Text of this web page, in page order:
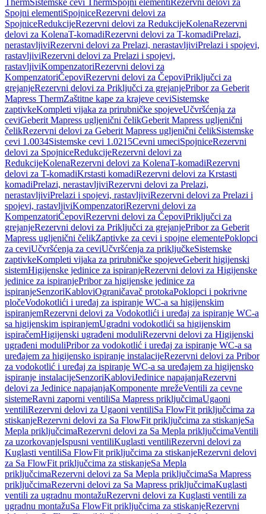
ThermSistemske cevi ThermSpojni elementi Rezervni delovi za
Spojni elementiSpojniceRezervni delovi za
SpojniceRedukcijeRezervni delovi za RedukcijeKolenaRezervni
delovi za KolenaT-komadiRezervni delovi za T-komadiPrelazi,
nerastavljiviRezervni delovi za Prelazi, nerastavljiviPrelazi i spojevi,
rastavljiviRezervni delovi za Prelazi i spojevi,
rastavljiviKompenzatoriRezervni delovi za
KompenzatoriČepoviRezervni delovi za ČepoviPriključci za
grejanjeRezervni delovi za Priključci za grejanjePribor za Geberit
Mapress ThermZaštitne kape za krajeve ceviSistemske
zaptivkeKompleti vijaka za prirubničke spojeveUčvršćenja za
ceviGeberit Mapress ugljenični čelikGeberit Mapress ugljenični
čelikRezervni delovi za Geberit Mapress ugljenični čelikSistemske
cevi 1.0034Sistemske cevi 1.0215Cevni umeciSpojniceRezervni
delovi za SpojniceRedukcijeRezervni delovi za
RedukcijeKolenaRezervni delovi za KolenaT-komadiRezervni
delovi za T-komadiKrstasti komadiRezervni delovi za Krstasti
komadiPrelazi, nerastavljiviRezervni delovi za Prelazi,
nerastavljiviPrelazi i spojevi, rastavljiviRezervni delovi za Prelazi i
spojevi, rastavljiviKompenzatoriRezervni delovi za
KompenzatoriČepoviRezervni delovi za ČepoviPriključci za
grejanjeRezervni delovi za Priključci za grejanjePribor za Geberit
Mapress ugljenični čelikZaptivke za cevi i spojne elementePoklopci
za ceviUčvršćenja za ceviUčvršćenja za priključkeSistemske
zaptivkeKompleti vijaka za prirubničke spojeveGeberit higijenski
sistemHigijenske jedinice za ispiranjeRezervni delovi za Higijenske
jedinice za ispiranjePribor za higijenske jedinice za
ispiranjeSenzoriKabloviOgraničavač protokaPoklopci i pokrivne
pločeVodokotlići i uređaj za ispiranje WC-a sa higijenskim
ispiranjemRezervni delovi za Vodokotlići i uređaj za ispiranje WC-a
sa higijenskim ispiranjemUgradni vodokotlići sa higijenskim
ispiračemHigijenski ugrađeni moduliRezervni delovi za Higijenski
ugrađeni moduliPribor za vodokotlić i uređaj za ispiranje WC-a sa
uređajem za higijensko ispiranje instalacijeRezervni delovi za Pribor
za vodokotlić i uređaj za ispiranje WC-a sa uređajem za higijensko
ispiranje instalacijeSenzoriKabloviJedinice napajanjaRezervni
delovi za Jedinice napajanjaKomponente mrežeVentili za cevne
sistemeRavni zaporni ventiliSa Mapress priključcimaUgaoni
ventiliRezervni delovi za Ugaoni ventiliSa FlowFit priključcima za
stiskanjeRezervni delovi za Sa FlowFit priključcima za stiskanjeSa
Mepla priključcimaRezervni delovi za Sa Mepla priključcimaVentili
za uzorkovanjeIspusni ventiliKuglasti ventiliRezervni delovi za
Kuglasti ventiliSa FlowFit priključcima za stiskanjeRezervni delovi
za Sa FlowFit priključcima za stiskanjeSa Mepla
priključcimaRezervni delovi za Sa Mepla priključcimaSa Mapress
priključcimaRezervni delovi za Sa Mapress priključcimaKuglasti
ventili za ugradnu montažuRezervni delovi za Kuglasti ventili za
ugradnu montažuSa FlowFit priključcima za stiskanjeRezervni